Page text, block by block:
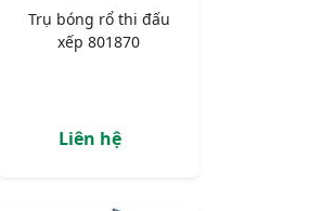
Trụ bóng rổ thi đấu
xếp 801870
Liên hệ